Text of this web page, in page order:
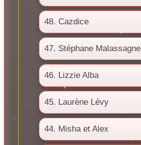
48. Cazdice
47. Stéphane Malassagne
46. Lizzie Alba
45. Laurène Lévy
44. Misha et Alex